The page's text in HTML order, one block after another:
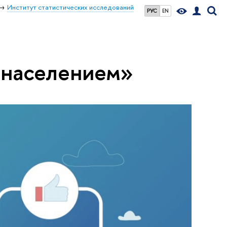
РУС EN
Институт статистических исследований